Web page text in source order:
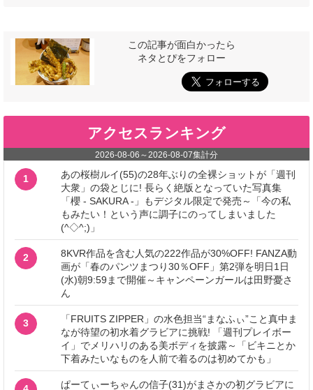
この記事が面白かったら
ネタとぴをフォロー
アクセスランキング
2026-08-06 ～2026-08-07集計分
1
あの桜樹ルイ(55)の28年ぶりの全裸ショットが「週刊
大衆」の袋とじに! 長らく絶版となっていた写真集
「櫻 - SAKURA -」もデジタル限定で発売～「今の私
もみたい！という声に調子にのってしまいました
(^◇^;)」
2
8KVR作品を含む人気の222作品が30%OFF! FANZA動
画が「春のパンツまつり30％OFF」第2弾を明日1日
(水)朝9:59まで開催～キャンペーンガールは田野憂さ
ん
3
「FRUITS ZIPPER」の水色担当“まなふぃ”こと真中ま
なが待望の初水着グラビアに挑戦! 「週刊プレイボー
イ」でメリハリのある美ボディを披露～「ビキニとか
下着みたいなものを人前で着るのは初めてかも」
ぱーてぃーちゃんの信子(31)がまさかの初グラビアに